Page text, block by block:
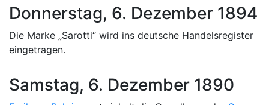
Donnerstag, 6. Dezember 1894
Die Marke „Sarotti“ wird ins deutsche Handelsregister
eingetragen.
Samstag, 6. Dezember 1890